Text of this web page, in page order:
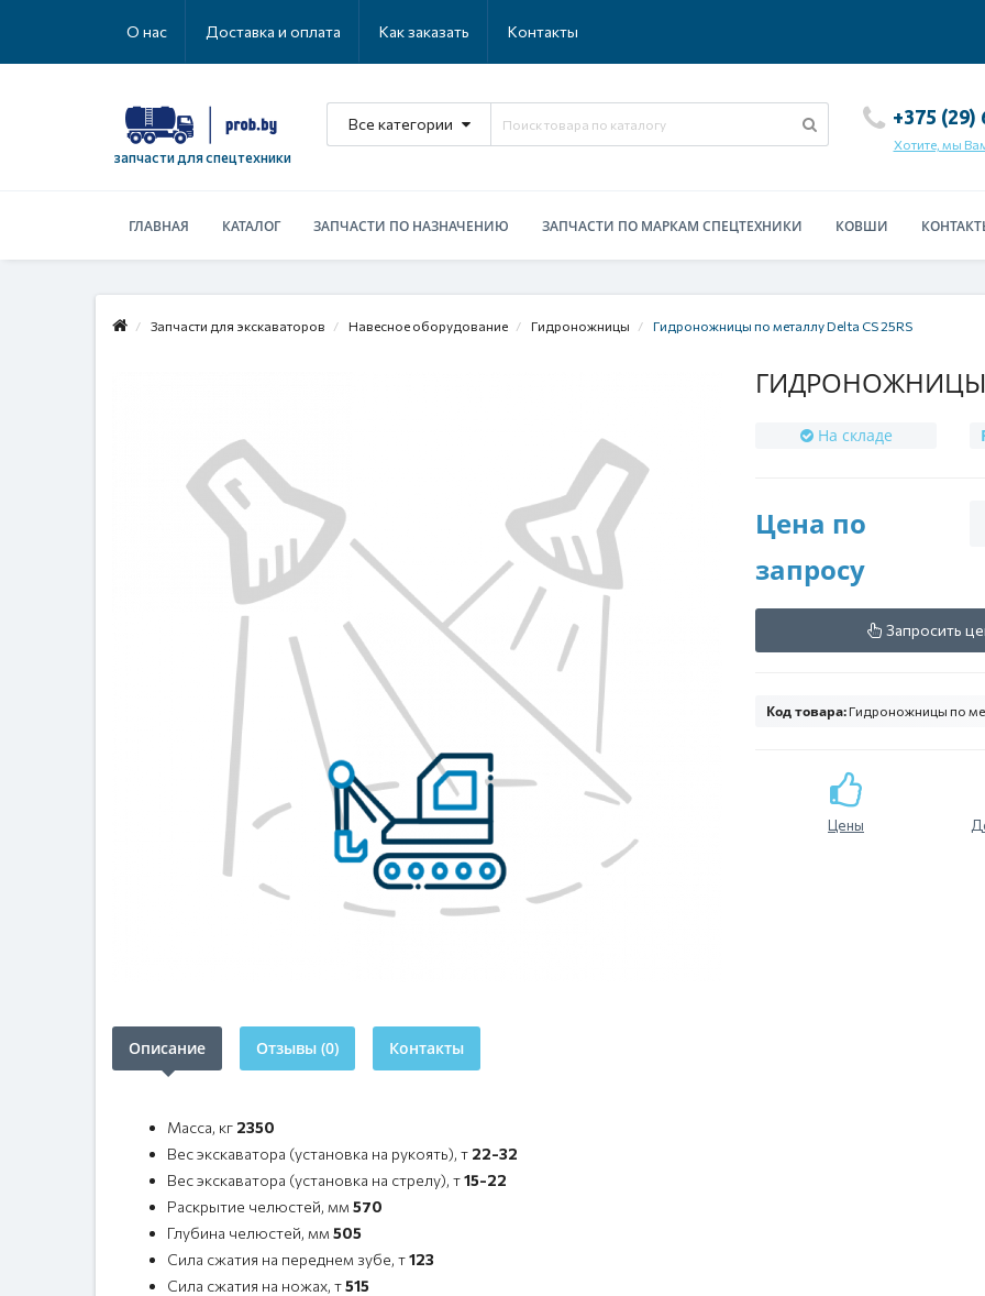
О нас Доставка и оплата Как заказать Контакты
запчасти для спецтехники
Все категории +375 (29)
Хотите, мы
ГЛАВНАЯ КАТАЛОГ ЗАПЧАСТИ ПО НАЗНАЧЕНИЮ ЗАПЧАСТИ ПО МАРКАМ СПЕЦТЕХНИКИ КОВШИ
Запчасти для экскаваторов Навесное оборудование Гидроножницы Гидроножницы по металлу Delta CS 25RS
ГИДРОНОЖНИЦЫ
На складе
Цена по
запросу
Запросить
Код товара: Гидроножницы по
Цены
Описание Отзывы (0) Контакты
Масса, кг 2350
Вес экскаватора (установка на рукоять), т 22-32
Вес экскаватора (установка на стрелу), т15-22
Раскрытие челюстей, мм 570
Глубина челюстей, мм 505
Сила сжатия на переднем зубе, т123
Сила сжатия на ножах, т515